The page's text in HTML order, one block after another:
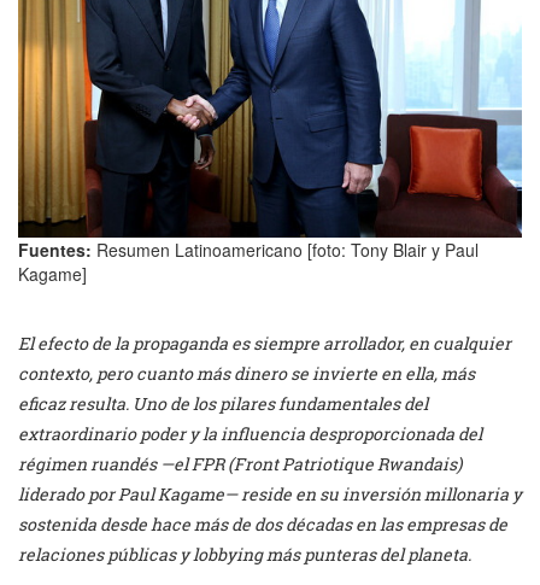
Fuentes: Resumen Latinoamericano [foto: Tony Blair y Paul
Kagame]
El efecto de la propaganda es siempre arrollador, en cualquier
contexto, pero cuanto más dinero se invierte en ella, más
eficaz resulta. Uno de los pilares fundamentales del
extraordinario poder y la influencia desproporcionada del
régimen ruandés —el FPR (Front Patriotique Rwandais)
liderado por Paul Kagame— reside en su inversión millonaria y
sostenida desde hace más de dos décadas en las empresas de
relaciones públicas y lobbying más punteras del planeta.